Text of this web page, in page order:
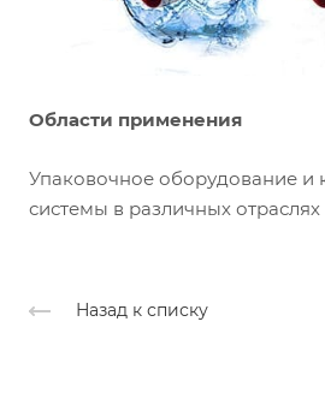
Области применения
Упаковочное оборудование и
системы в различных
Назад к списку